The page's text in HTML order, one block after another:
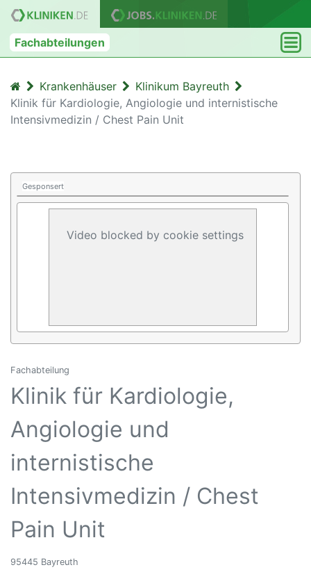
Fachabteilungen
Krankenhäuser
Klinikum Bayreuth
Klinik für Kardiologie, Angiologie und internistische
Intensivmedizin / Chest Pain Unit
Gesponsert
Video blocked by cookie settings
Fachabteilung
Klinik für Kardiologie,
Angiologie und
internistische
Intensivmedizin / Chest
Pain Unit
95445 Bayreuth